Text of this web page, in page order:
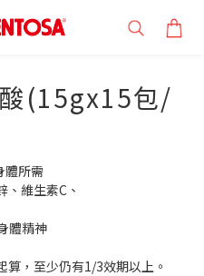
(15gx15包/
體所需
、維生素C、
體精神
，至少仍有1/3效期以上。